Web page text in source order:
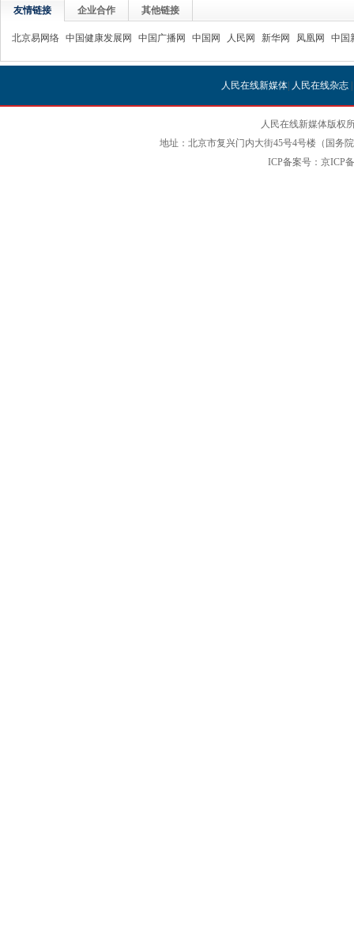
友情链接 企业合作 其他链接
北京易网络 中国健康发展网 中国广播网 中国网 人民网 新华网 凤凰网 中国
人民在线新媒体| 人民在线杂志|
人民在线新媒体版权
地址：北京市复兴门内大街45号4号楼（国务
ICP备案号：京ICP